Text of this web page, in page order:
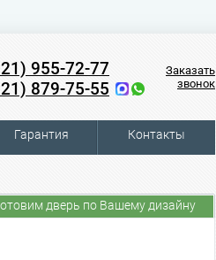
955-72-77
879-75-55
Заказать
звонок
Гарантия Контакты
дверь по Вашему дизайну